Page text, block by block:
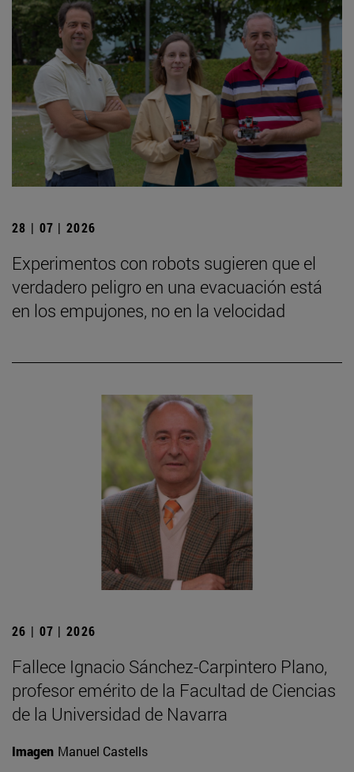
28 | 07 | 2026
Experimentos con robots sugieren que el
verdadero peligro en una evacuación está
en los empujones, no en la velocidad
26 | 07 | 2026
Fallece Ignacio Sánchez-Carpintero Plano,
profesor emérito de la Facultad de Ciencias
de la Universidad de Navarra
Imagen Manuel Castells